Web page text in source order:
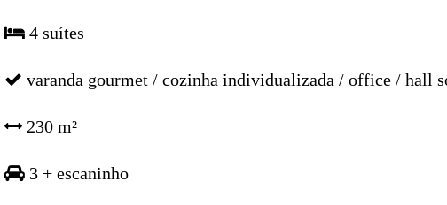
4 suítes
varanda gourmet / cozinha individualizada / office / hall
230 m²
3 + escaninho